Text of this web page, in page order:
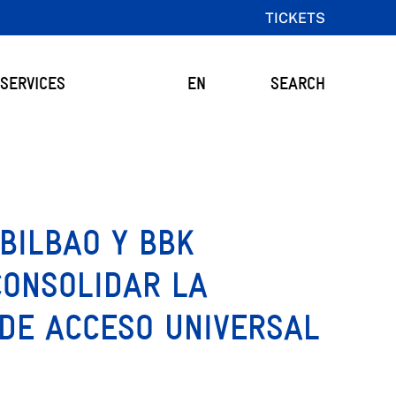
TICKETS
EN SEARCH
Y BBK
LA
ACCESO UNIVERSAL